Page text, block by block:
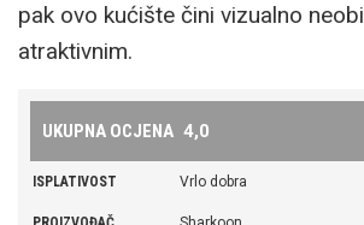
Momentum 140 mm ventilatori s prednje strane,
po pitanju urednog provlačenja kabela, USB-C 3.2
MINUS visoka cijena, pozamašne
USTUPITELJ I CIJENA Fractal Design,
pak ovo kućište čini vizualno
atraktivnim.
UKUPNA OCJENA 4,0
ISPLATIVOST Vrlo dobra